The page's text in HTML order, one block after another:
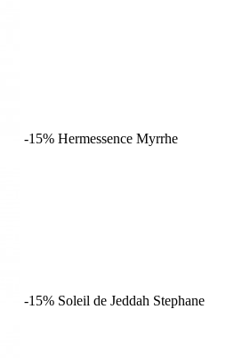
-15% Hermessence Myrrhe
-15% Soleil de Jeddah Stephane